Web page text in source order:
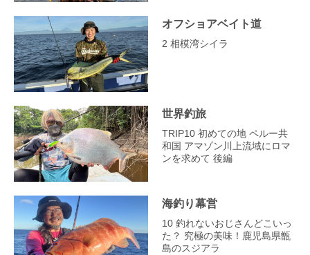
オフショアベイト道
2 相模湾シイラ
世界釣旅
TRIP10 初めての地 ペルー共
和国 アマゾン川上流域にロマ
ンを求めて 後編
海釣り幕営
10 釣れないおじさんどこいっ
た？ 究極の美味！鹿児島県甑
島のスジアラ